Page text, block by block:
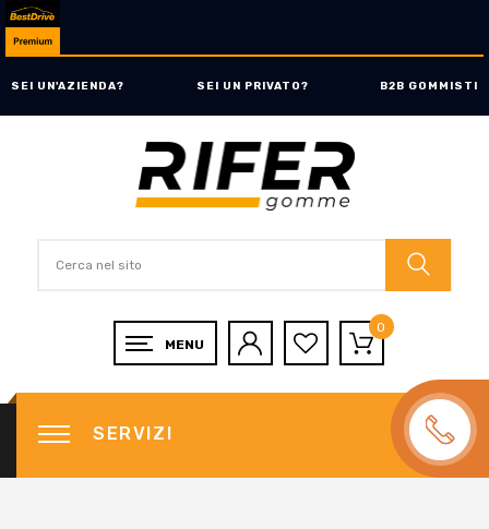
SEI UN'AZIENDA? SEI UN PRIVATO? B2B GOMMISTI
0
SERVIZI